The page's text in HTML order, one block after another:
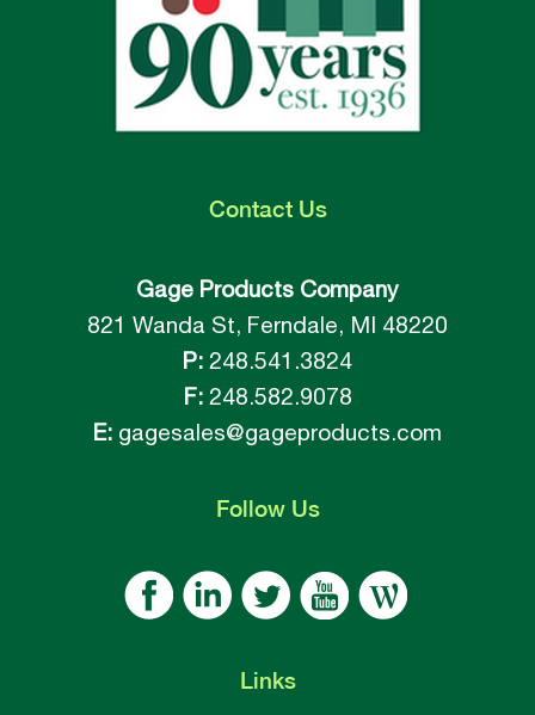
ContactUs
Gage Products Company
821 Wanda St, Ferndale, MI 48220
P: 248.541.3824
F:248.582.9078
E: gagesales@gageproducts.com
FollowUs
Links